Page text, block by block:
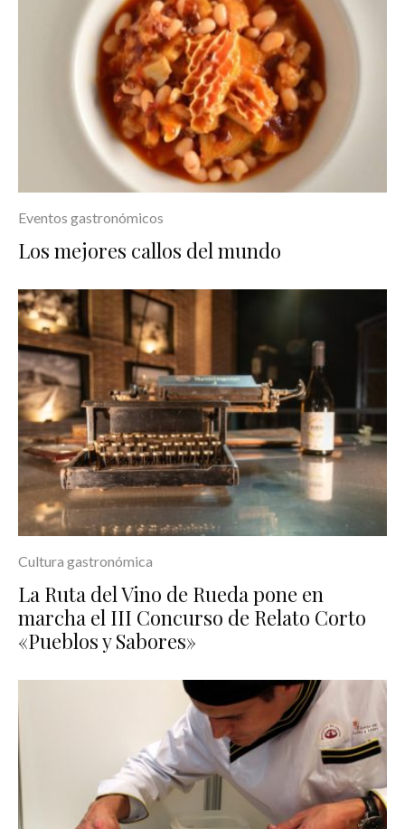
Eventos gastronómicos
Los mejores callos del mundo
Cultura gastronómica
La Ruta del Vino de Rueda pone en
marcha el III Concurso de Relato Corto
«Pueblos y Sabores»